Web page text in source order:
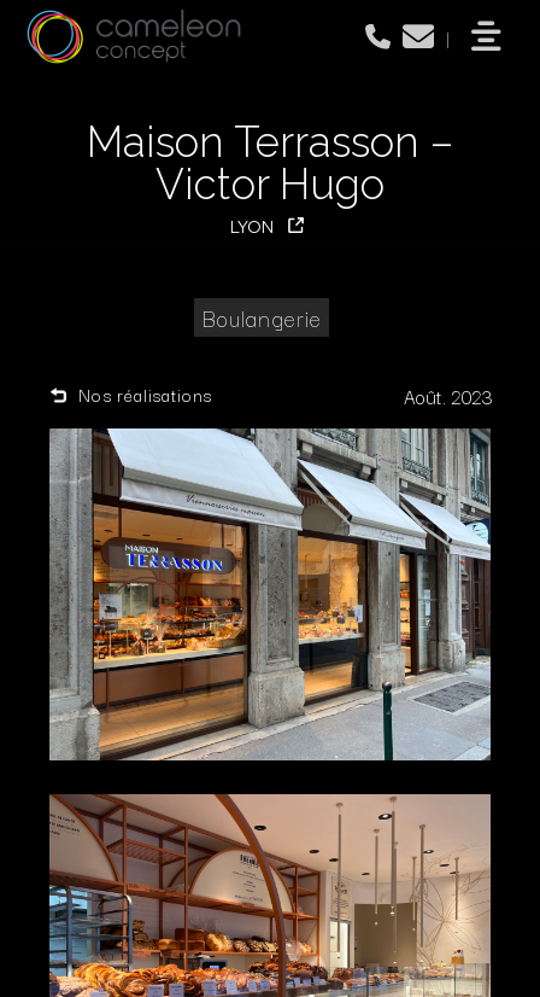
|
Maison Terrasson –
Victor Hugo
LYON
Boulangerie
Nos réalisations Août. 2023